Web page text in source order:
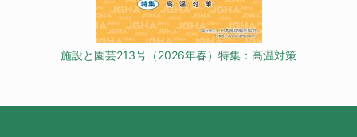
施設と園芸213号（2026年春）特集：高温対策